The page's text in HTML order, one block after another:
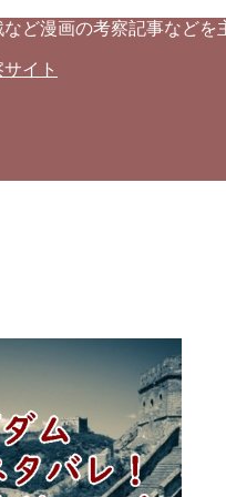
ど漫画の考察記事などを
イト